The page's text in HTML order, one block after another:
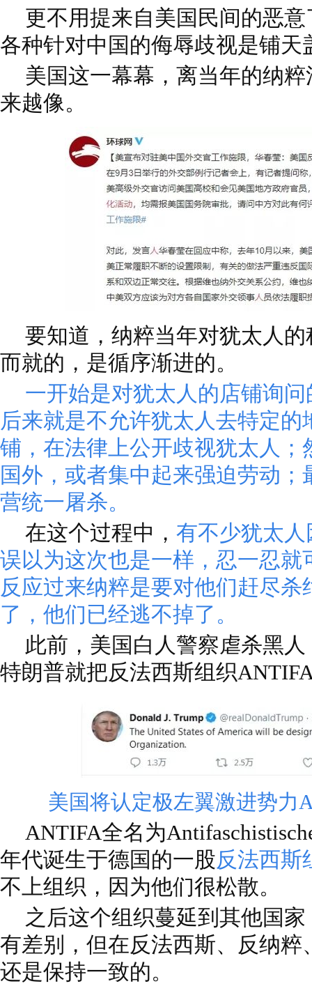
更不用提来自美国民间的恶
各种针对中国的侮辱歧视是铺天
美国这一幕幕，离当年的纳
来越像。
要知道，纳粹当年对犹太人
而就的，是循序渐进的。
一开始是对犹太人的店铺询
后来就是不允许犹太人去特定
铺，在法律上公开歧视犹太人；
国外，或者集中起来强迫劳动
营统一屠杀。
在这个过程中， 有不少犹太
误以为这次也是一样，忍一忍就
反应过来纳粹是要对他们赶尽
了，他们已经逃不掉了。
此前，美国白人警察虐杀黑
特朗普就把反法西斯组织
美国将认定极左翼激进势力
ANTIFA全名为
年代诞生于德国的一股反法西斯
不上组织，因为他们很松散。
之后这个组织蔓延到其他国
有差别，但在反法西斯、反纳粹
还是保持一致的。